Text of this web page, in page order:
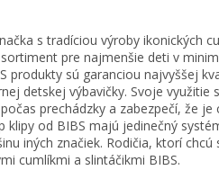
s tradíciou výroby ikonických
pre najmenšie deti v
produkty sú garanciou najvyššej
detskej výbavičky. Svoje
prechádzky a zabezpečí, že
klipy od BIBS majú jedinečný
iných značiek. Rodičia, ktorí
cumlíkmi a slintáčikmi BIBS.